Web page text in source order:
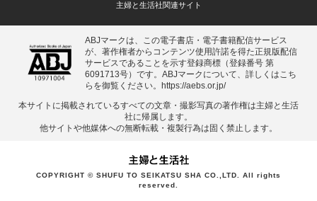
主婦と生活社関連サイト
ABJマークは、この電子書店・電子書籍配信サービス
が、著作権者からコンテンツ使用許諾を得た正規版配信
サービスであることを示す登録商標（登録番号 第
6091713号）です。ABJマークについて、詳しくはこち
らを御覧ください。 https://aebs.or.jp/
本サイトに掲載されているすべての⽂章・撮影写真の著作権は主婦と⽣活
社に帰属します。
他サイトや他媒体への無断転載・複製⾏為は固く禁⽌します。
COPYRIGHT © SHUFU TO SEIKATSU SHA CO.,LTD. All rights
reserved.